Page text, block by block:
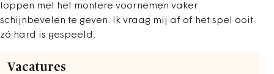
toppen met het montere voornemen vaker
schijnbevelen te geven. Ik vraag mij af of het spel ooit
zó hard is gespeeld.
Vacatures